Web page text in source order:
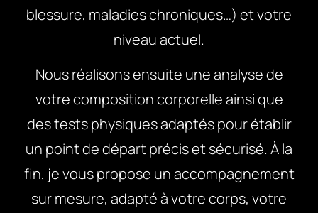
blessure, maladies chroniques…) et votre
niveau actuel.
Nous réalisons ensuite une analyse de
votre composition corporelle ainsi que
des tests physiques adaptés pour établir
un point de départ précis et sécurisé. À la
fin, je vous propose un accompagnement
sur mesure, adapté à votre corps, votre